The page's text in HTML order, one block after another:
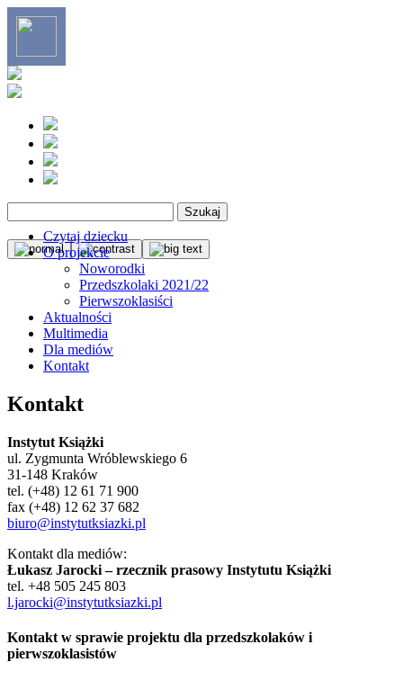
Czytaj dziecku
O projekcie
Noworodki
Przedszkolaki 2021/22
Pierwszoklasiści
Aktualności
Multimedia
Dla mediów
Kontakt
Kontakt
Instytut Książki
ul. Zygmunta Wróblewskiego 6
31-148 Kraków
tel. (+48) 12 61 71 900
fax (+48) 12 62 37 682
biuro@instytutksiazki.pl
Kontakt dla mediów:
Łukasz Jarocki – rzecznik prasowy Instytutu Książki
tel. +48 505 245 803
l.jarocki@instytutksiazki.pl
Kontakt w sprawie projektu dla przedszkolaków i
pierwszoklasistów